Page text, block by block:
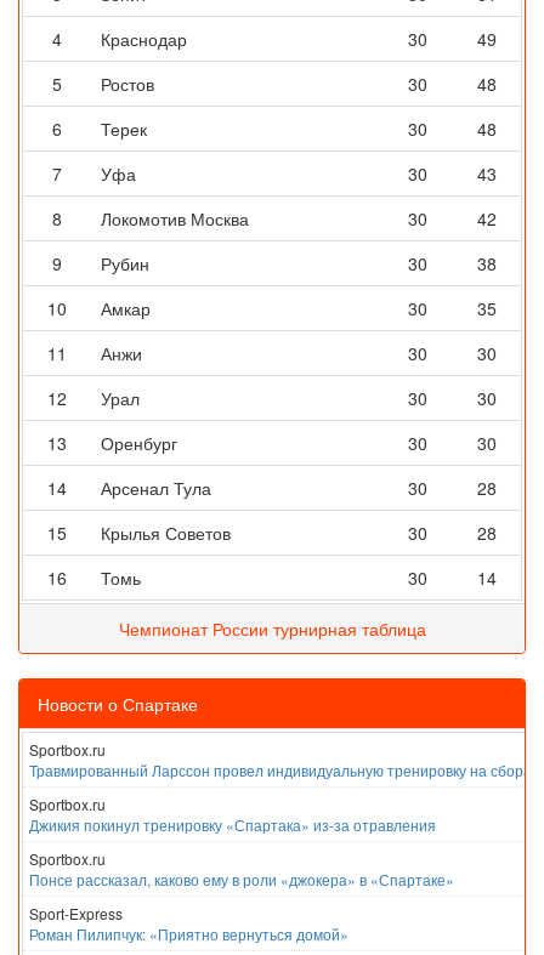
4
Краснодар 30
49
5
Ростов 30
48
6
Терек 30
48
7
Уфа 30
43
8
Локомотив Москва 30
42
9
Рубин 30
38
10
Амкар 30
35
11
Анжи 30
30
12
Урал 30
30
13
Оренбург 30
30
14
Арсенал Тула 30
28
15
Крылья Советов 30
28
16
Томь 30 14
Чемпионат России турнирная таблица
Новости о Спартаке
Sportbox.ru
Травмированный Ларссон провел индивидуальную тренировку на
Sportbox.ru
Джикия покинул тренировку «Спартака» из-за отравления
Sportbox.ru
Понсе рассказал, каково ему в роли «джокера» в «Спартаке»
Sport-Express
Роман Пилипчук: «Приятно вернуться домой»